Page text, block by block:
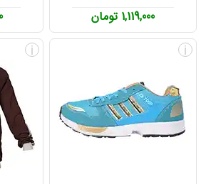
1,119,000 تومان
i
i